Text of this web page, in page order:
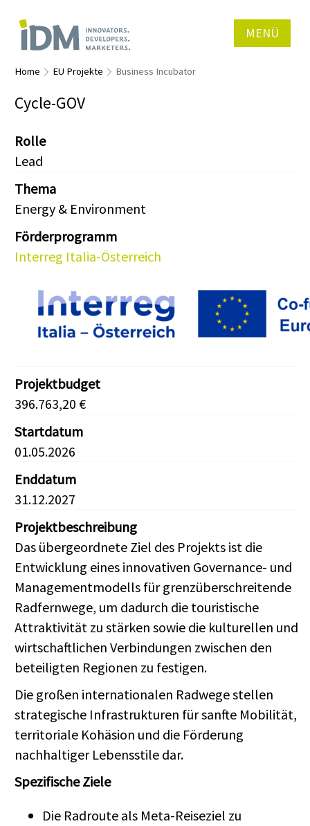
MENÜ
Home EU Projekte Business Incubator
Cycle-GOV
Rolle
Lead
Thema
Energy & Environment
Förderprogramm
Interreg Italia-Österreich
Projektbudget
396.763,20 €
Startdatum
01.05.2026
Enddatum
31.12.2027
Projektbeschreibung
Das übergeordnete Ziel des Projekts ist die
Entwicklung eines innovativen Governance- und
Managementmodells für grenzüberschreitende
Radfernwege, um dadurch die touristische
Attraktivität zu stärken sowie die kulturellen und
wirtschaftlichen Verbindungen zwischen den
beteiligten Regionen zu festigen.
Die großen internationalen Radwege stellen
strategische Infrastrukturen für sanfte Mobilität,
territoriale Kohäsion und die Förderung
nachhaltiger Lebensstile dar.
Spezifische Ziele
Die Radroute als Meta-Reiseziel zu